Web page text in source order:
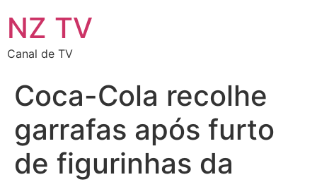
NZ TV
Canal de TV
Coca-Cola recolhe
garrafas após furto
de figurinhas da